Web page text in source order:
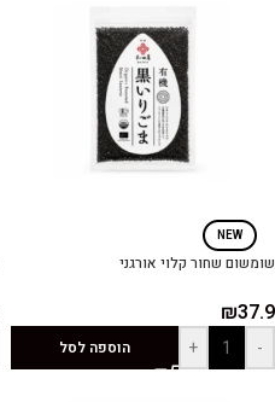
NEW
שומשום שחור קלוי אורגני
₪37.9
-
+ הוספה לסל